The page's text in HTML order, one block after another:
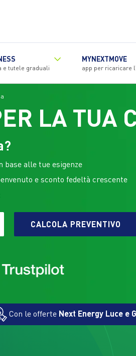
e tutele graduali
MYNEXTMOVE
app per ricaricare
LA TUA
base alle tue esigenze
e sconto fedeltà crescente
CALCOLA PREVENTIVO
Con le offerte Next Energy Luce e